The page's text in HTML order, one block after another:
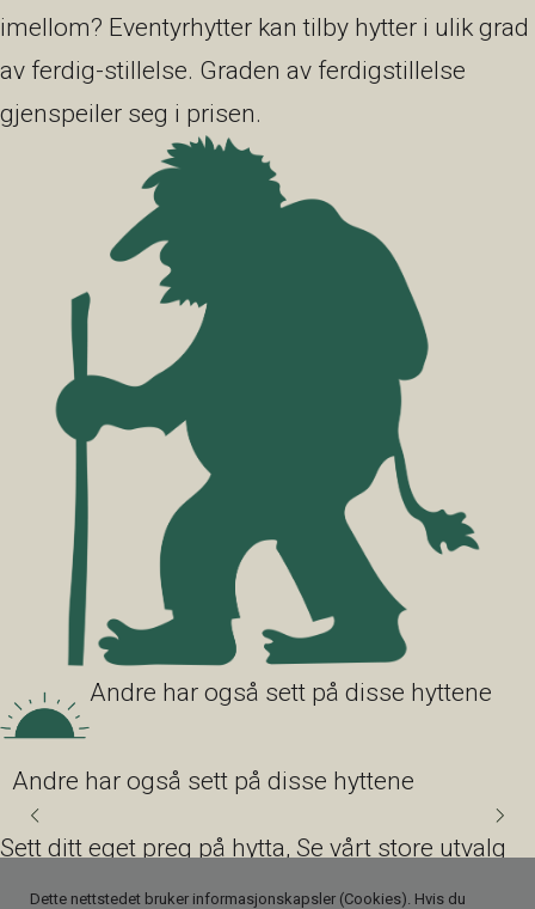
imellom? Eventyrhytter kan tilby hytter i ulik grad
av ferdig-stillelse. Graden av ferdigstillelse
gjenspeiler seg i prisen.
Andre har også sett på disse hyttene
Andre har også sett på disse hyttene
Sett ditt eget preg på hytta, Se vårt store utvalg
av interiørpakker og eksteriørpakker.
Dette nettstedet bruker informasjonskapsler (Cookies). Hvis du